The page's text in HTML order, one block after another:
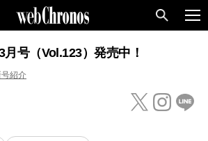
号（Vol.123）発売中！
紹介